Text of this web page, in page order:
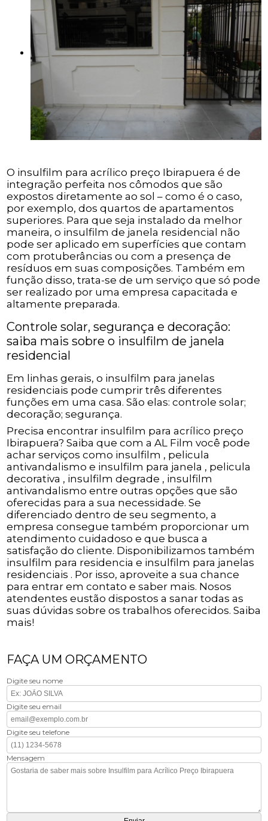
O insulfilm para acrílico preço Ibirapuera é de
integração perfeita nos cômodos que são
expostos diretamente ao sol – como é o caso,
por exemplo, dos quartos de apartamentos
superiores. Para que seja instalado da melhor
maneira, o insulfilm de janela residencial não
pode ser aplicado em superfícies que contam
com protuberâncias ou com a presença de
resíduos em suas composições. Também em
função disso, trata-se de um serviço que só pode
ser realizado por uma empresa capacitada e
altamente preparada.
Controle solar, segurança e decoração:
saiba mais sobre o insulfilm de janela
residencial
Em linhas gerais, o insulfilm para janelas
residenciais pode cumprir três diferentes
funções em uma casa. São elas: controle solar;
decoração; segurança.
Precisa encontrar insulfilm para acrílico preço
Ibirapuera? Saiba que com a AL Film você pode
achar serviços como insulfilm , pelicula
antivandalismo e insulfilm para janela , pelicula
decorativa , insulfilm degrade , insulfilm
antivandalismo entre outras opções que são
oferecidas para a sua necessidade. Se
diferenciado dentro de seu segmento, a
empresa consegue também proporcionar um
atendimento cuidadoso e que busca a
satisfação do cliente. Disponibilizamos também
insulfilm para residencia e insulfilm para janelas
residenciais . Por isso, aproveite a sua chance
para entrar em contato e saber mais. Nosos
atendentes eustão dispostos a sanar todas as
suas dúvidas sobre os trabalhos oferecidos. Saiba
mais!
FAÇA UM ORÇAMENTO
Digite seu nome
Digite seu email
Digite seu telefone
Mensagem